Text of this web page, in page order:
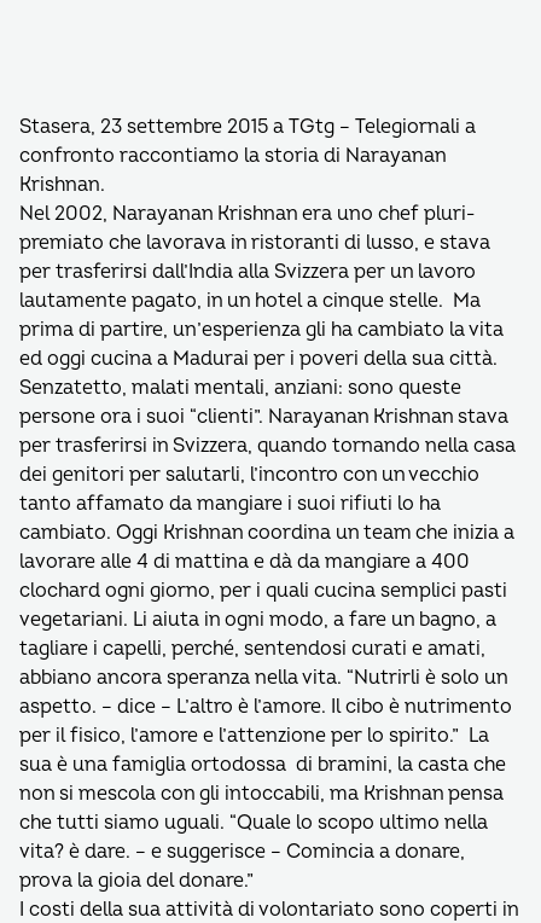
Stasera, 23 settembre 2015 a TGtg – Telegiornali a
confronto raccontiamo la storia di Narayanan
Krishnan.
Nel 2002, Narayanan Krishnan era uno chef pluri-
premiato che lavorava in ristoranti di lusso, e stava
per trasferirsi dall’India alla Svizzera per un lavoro
lautamente pagato, in un hotel a cinque stelle. Ma
prima di partire, un’esperienza gli ha cambiato la vita
ed oggi cucina a Madurai per i poveri della sua città.
Senzatetto, malati mentali, anziani: sono queste
persone ora i suoi “clienti”. Narayanan Krishnan stava
per trasferirsi in Svizzera, quando tornando nella casa
dei genitori per salutarli, l’incontro con un vecchio
tanto affamato da mangiare i suoi rifiuti lo ha
cambiato. Oggi Krishnan coordina un team che inizia a
lavorare alle 4 di mattina e dà da mangiare a 400
clochard ogni giorno, per i quali cucina semplici pasti
vegetariani. Li aiuta in ogni modo, a fare un bagno, a
tagliare i capelli, perché, sentendosi curati e amati,
abbiano ancora speranza nella vita. “Nutrirli è solo un
aspetto. – dice – L’altro è l’amore. Il cibo è nutrimento
per il fisico, l’amore e l’attenzione per lo spirito.” La
sua è una famiglia ortodossa di bramini, la casta che
non si mescola con gli intoccabili, ma Krishnan pensa
che tutti siamo uguali. “Quale lo scopo ultimo nella
vita? è dare. – e suggerisce – Comincia a donare,
prova la gioia del donare.”
I costi della sua attività di volontariato sono coperti in